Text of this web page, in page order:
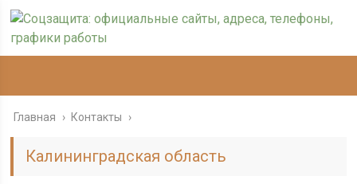
Главная › Контакты ›
Калининградская область